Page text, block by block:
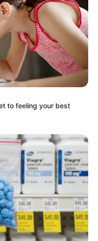
GEF magához vonta,
sportágban tehát
következménye
szinten is
to feeling your best